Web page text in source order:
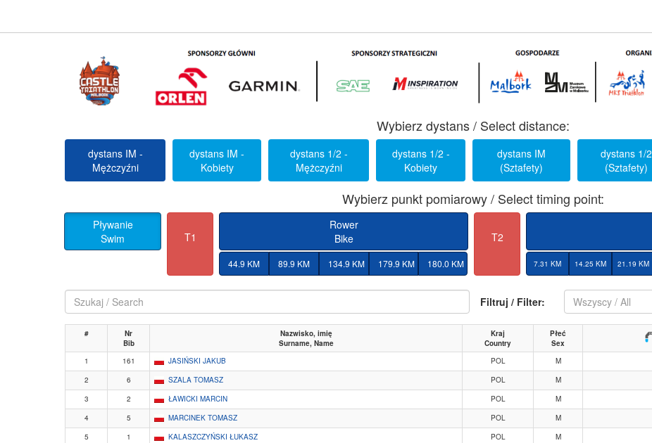
Wybierz dystans / Select distance:
dystans IM -
Mężczyźni
dystans IM -
Kobiety
dystans 1/2 -
Mężczyźni
dystans 1/2 -
Kobiety
dystans IM
(Sztafety)
dystans 1/2
(Sztafety)
Wybierz punkt pomiarowy / Select timing point:
Pływanie
Swim
T1
Rower
Bike
44.9 KM 89.9 KM 134.9 KM 179.9 KM 180.0 KM
T2
7.31 KM 14.25 KM 21.19 KM
Filtruj / Filter: Wszyscy / All
#
Nr
Bib
Nazwisko, imię
Surname, Name
Kraj
Country
Płeć
Sex
1
161 JASIŃSKI JAKUB POL M
2
6 SZALA TOMASZ POL M
3
2 ŁAWICKI MARCIN POL M
4
5 MARCINEK TOMASZ POL M
5
1 KALASZCZYŃSKI ŁUKASZ POL M